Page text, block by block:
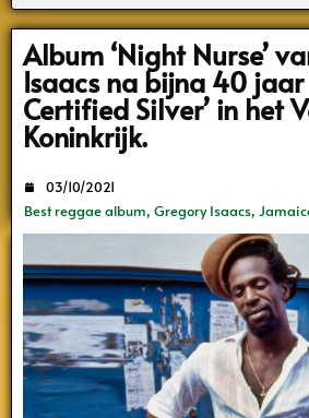
Search
Album ‘Night Nurse’
Isaacs na bijna 40 jaar
Certified Silver’ in het
Koninkrijk.
Best reggae album, Gregory Isaacs,
03/10/2021